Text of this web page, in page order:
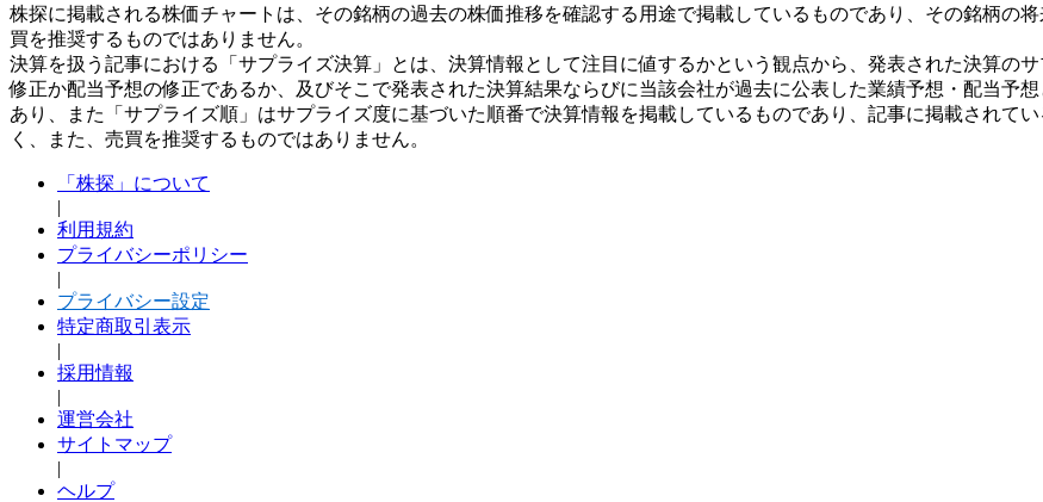
株探に掲載される株価チャートは、その銘柄の過去の株価推移を確認する用途で掲載しているものであり、その銘柄の
買を推奨するものではありません。
決算を扱う記事における「サプライズ決算」とは、決算情報として注目に値するかという観点から、発表された決算の
修正か配当予想の修正であるか、及びそこで発表された決算結果ならびに当該会社が過去に公表した業績予想・配当予
あり、また「サプライズ順」はサプライズ度に基づいた順番で決算情報を掲載しているものであり、記事に掲載されて
く、また、売買を推奨するものではありません。
「株探」について
|
利用規約
プライバシーポリシー
|
プライバシー設定
特定商取引表示
|
採用情報
|
運営会社
サイトマップ
|
ヘルプ